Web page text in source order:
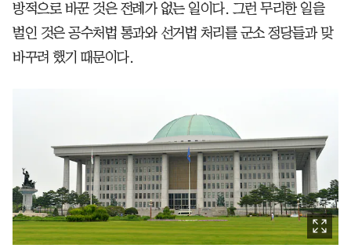
방적으로 바꾼 것은 전례가 없는 일이다. 그런 무리한 일을
벌인 것은 공수처법 통과와 선거법 처리를 군소 정당들과 맞
바꾸려 했기 때문이다.